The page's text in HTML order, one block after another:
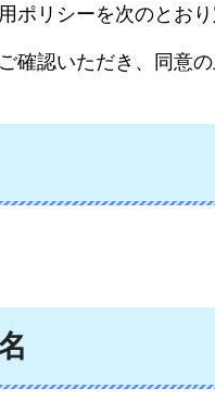
ポリシーを次のとおり
確認いただき、同意の